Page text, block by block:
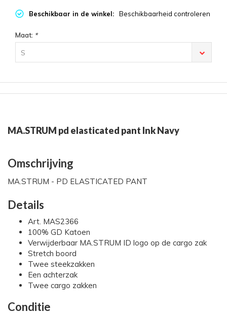
Beschikbaar in de winkel: Beschikbaarheid controleren
Maat: *
S
MA.STRUM pd elasticated pant Ink Navy
Omschrijving
MA.STRUM - PD ELASTICATED PANT
Details
Art. MAS2366
100% GD Katoen
Verwijderbaar MA.STRUM ID logo op de cargo zak
Stretch boord
Twee steekzakken
Een achterzak
Twee cargo zakken
Conditie